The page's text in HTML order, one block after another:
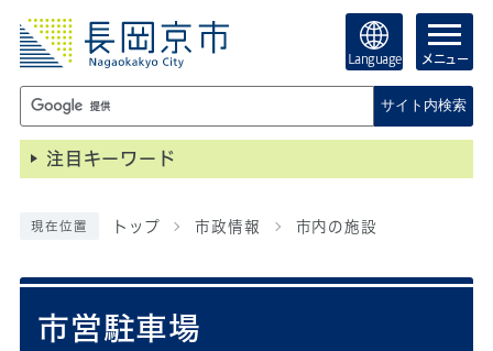
Language メニュー
サイト内検索
注目キーワード
現在位置 トップ 市政情報 市内の施設
市営駐車場